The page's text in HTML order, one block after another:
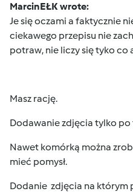
MarcinEŁK wrote:
Je się oczami a faktycznie
ciekawego przepisu nie
potraw, nie liczy się tyko co
Masz rację.
Dodawanie zdjęcia tylko po
Nawet komórką można
mieć pomysł.
Dodanie zdjęcia na którym